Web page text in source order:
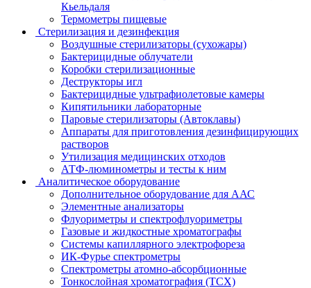
Кьельдаля
Термометры пищевые
Стерилизация и дезинфекция
Воздушные стерилизаторы (сухожары)
Бактерицидные облучатели
Коробки стерилизационные
Деструкторы игл
Бактерицидные ультрафиолетовые камеры
Кипятильники лабораторные
Паровые стерилизаторы (Автоклавы)
Аппараты для приготовления дезинфицирующих
растворов
Утилизация медицинских отходов
АТФ-люминометры и тесты к ним
Аналитическое оборудование
Дополнительное оборудование для ААС
Элементные анализаторы
Флуориметры и спектрофлуориметры
Газовые и жидкостные хроматографы
Системы капиллярного электрофореза
ИК-Фурье спектрометры
Спектрометры атомно-абсорбционные
Тонкослойная хроматография (ТСХ)